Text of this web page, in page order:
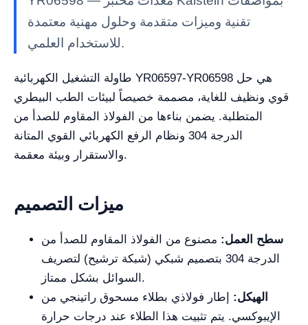
تقنية وميزات متقدمة وحلول مهنية معتمدة
للاستخدام العلمي.
طاولة التشغيل الكهربائية YR06597-YR06598 هي حل
قوي ونظيف للغاية، مصممة خصيصاً لبيئات الطب البيطري
المتطلبة. يضمن بناءها من الفولاذ المقاوم للصدأ من
الدرجة 304 ونظام الرفع الكهربائي القوي المتانة
والاستقرار وبيئة معقمة.
ميزات التصميم
سطح العمل: مصنوع من الفولاذ المقاوم للصدأ من
الدرجة 304 بتصميم شبكي (شبكة ترشيح) لتصريف
السوائل بشكل ممتاز.
الهيكل: إطار فولاذي بطلاء مسحوق راتينجي من
الإيبوكسي. يتم تثبيت هذا الطلاء عند درجات حرارة